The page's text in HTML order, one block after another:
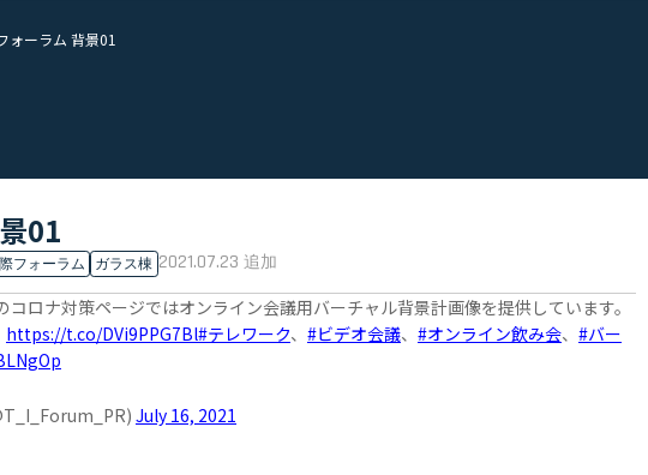
ォーラム 背景01
01
フォーラム ガラス棟 2021.07.23 追加
ロナ対策ページではオンライン会議用バーチャル背景計画像を提供しています。
https://t.co/DVi9PPG7Bl#テレワーク、 #ビデオ会議、 #オンライン飲み会、 #バー
July 16, 2021